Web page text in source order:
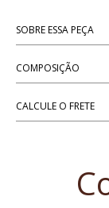
SOBRE ESSA PEÇA
COMPOSIÇÃO
CALCULE O FRETE